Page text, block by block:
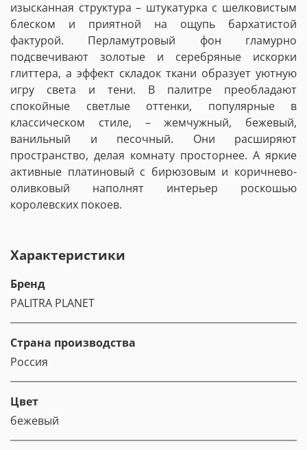
изысканная структура – штукатурка с шелковистым
блеском и приятной на ощупь бархатистой
фактурой. Перламутровый фон гламурно
подсвечивают золотые и серебряные искорки
глиттера, а эффект складок ткани образует уютную
игру света и тени. В палитре преобладают
спокойные светлые оттенки, популярные в
классическом стиле, – жемчужный, бежевый,
ванильный и песочный. Они расширяют
пространство, делая комнату просторнее. А яркие
активные платиновый с бирюзовым и коричнево-
оливковый наполнят интерьер роскошью
королевских покоев.
Характеристики
Бренд
PALITRA PLANET
Страна производства
Россия
Цвет
бежевый